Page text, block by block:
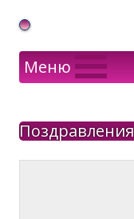
Gif Открытки в
Меню